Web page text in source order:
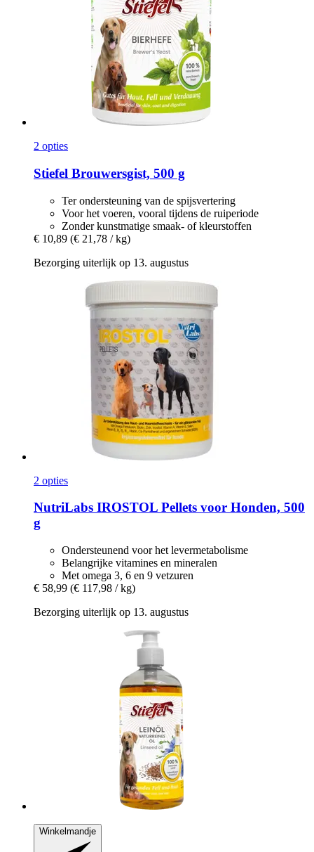
2 opties
Stiefel Brouwersgist, 500 g
Ter ondersteuning van de spijsvertering
Voor het voeren, vooral tijdens de ruiperiode
Zonder kunstmatige smaak- of kleurstoffen
€ 10,89 (€ 21,78 / kg)
Bezorging uiterlijk op 13. augustus
2 opties
NutriLabs IROSTOL Pellets voor Honden, 500
g
Ondersteunend voor het levermetabolisme
Belangrijke vitamines en mineralen
Met omega 3, 6 en 9 vetzuren
€ 58,99 (€ 117,98 / kg)
Bezorging uiterlijk op 13. augustus
Winkelmandje